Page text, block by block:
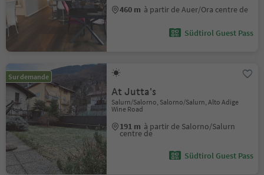
460 m à partir de Auer/Ora centre de
Südtirol Guest Pass
Sur demande
At Jutta's
Salurn/Salorno, Salorno/Salurn, Alto Adige
Wine Road
191 m à partir de Salorno/Salurn
centre de
Südtirol Guest Pass